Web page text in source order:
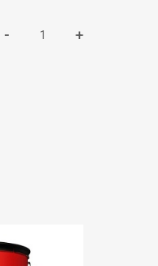
- +